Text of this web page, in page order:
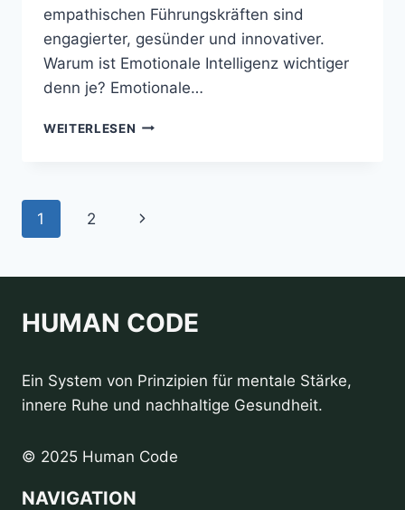
empathischen Führungskräften sind
engagierter, gesünder und innovativer.
Warum ist Emotionale Intelligenz wichtiger
denn je? Emotionale…
WEITERLESEN EMPATHISCHE
HEUTE
ALS
Seitennavigation
1 2
Nächste
HUMAN CODE
Ein System von Prinzipien für mentale Stärke,
innere Ruhe und nachhaltige Gesundheit.
© 2025 Human Code
NAVIGATION